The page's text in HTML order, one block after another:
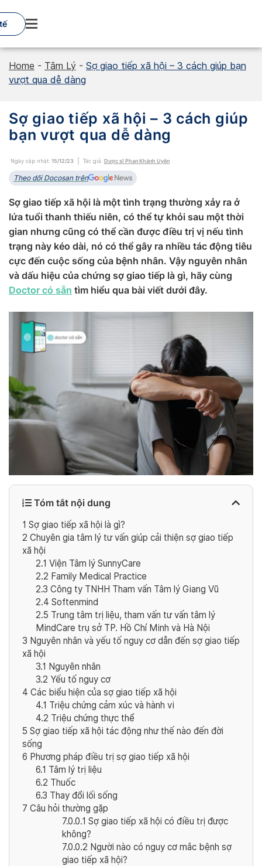
to
content
Home - Tâm Lý - Sợ giao tiếp xã hội – 3 cách giúp bạn
vượt qua dễ dàng
Sợ giao tiếp xã hội – 3 cách giúp
bạn vượt qua dễ dàng
Ngày cập nhật: 15/12/23 Tác giả: Dược sĩ Phan Khánh Uyên
Theo dõi Docosan trên
Sợ giao tiếp xã hội là một tình trạng thường xảy ra ở
lứa tuổi thanh thiếu niên, có thể tự khỏi sau một thời
gian nhưng cũng có thể cần được điều trị vị nếu tình
trạng này kéo dài, nó có thể gây ra nhiều tác động tiêu
cực đến cuộc sống của bệnh nhân. Vậy nguyên nhân
và dấu hiệu của chứng sợ giao tiếp là gì, hãy cùng
Doctor có sẵn tìm hiểu qua bài viết dưới đây.
Tóm tắt nội dung
1 Sợ giao tiếp xã hội là gì?
2 Chuyên gia tâm lý tư vấn giúp cải thiện sợ giao tiếp
xã hội
2.1 Viện Tâm lý SunnyCare
2.2 Family Medical Practice
2.3 Công ty TNHH Tham vấn Tâm lý Giang Vũ
2.4 Softenmind
2.5 Trung tâm trị liệu, tham vấn tư vấn tâm lý
MindCare trụ sở TP. Hồ Chí Minh và Hà Nội
3 Nguyên nhân và yếu tố nguy cơ dẫn đến sợ giao tiếp
xã hội
3.1 Nguyên nhân
3.2 Yếu tố nguy cơ
4 Các biểu hiện của sợ giao tiếp xã hội
4.1 Triệu chứng cảm xúc và hành vi
4.2 Triệu chứng thực thể
5 Sợ giao tiếp xã hội tác động như thế nào đến đời
sống
6 Phương pháp điều trị sợ giao tiếp xã hội
6.1 Tâm lý trị liệu
6.2 Thuốc
6.3 Thay đổi lối sống
7 Câu hỏi thường gặp
7.0.0.1 Sợ giao tiếp xã hội có điều trị được
không?
7.0.0.2 Người nào có nguy cơ mắc bệnh sợ
giao tiếp xã hội?